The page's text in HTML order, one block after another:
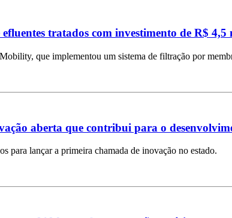
tratados com investimento de R$
que implementou um sistema de filtração por
aberta que contribui para o
para lançar a primeira chamada de inovação no estado.